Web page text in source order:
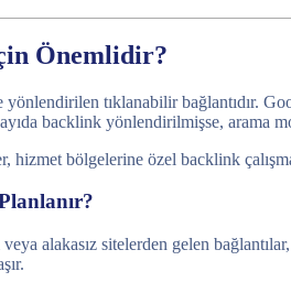
Önemlidir?
tıklanabilir bağlantıdır.
backlink yönlendirilmişse, arama
bölgelerine özel backlink
alakasız sitelerden gelen